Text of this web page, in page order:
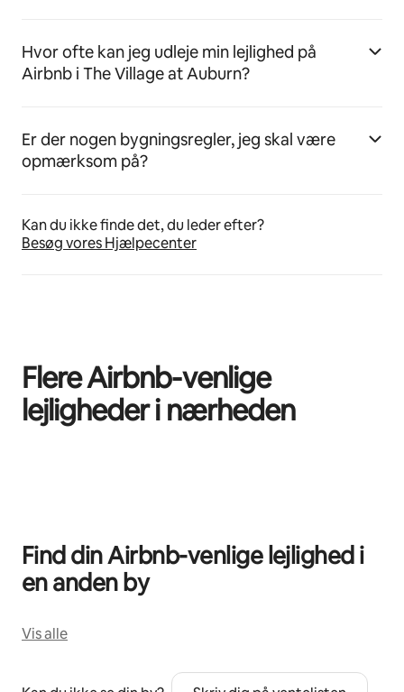
Hvor ofte kan jeg udleje min lejlighed på
Airbnb i The Village at Auburn?
Er der nogen bygningsregler, jeg skal være
opmærksom på?
Kan du ikke finde det, du leder efter?
Besøg vores Hjælpecenter
Flere Airbnb-venlige
lejligheder i nærheden
Find din Airbnb-venlige lejlighed i
en anden by
Vis alle